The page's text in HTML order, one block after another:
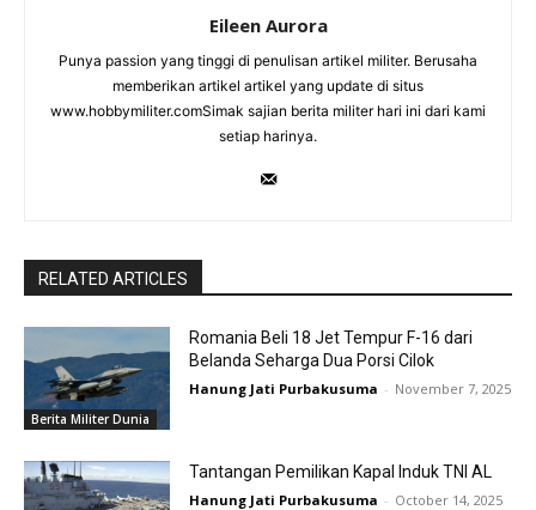
Eileen Aurora
Punya passion yang tinggi di penulisan artikel militer. Berusaha
memberikan artikel artikel yang update di situs
www.hobbymiliter.comSimak sajian berita militer hari ini dari kami
setiap harinya.
RELATED ARTICLES
Berita Militer Dunia
Romania Beli 18 Jet Tempur F-16 dari
Belanda Seharga Dua Porsi Cilok
Hanung Jati Purbakusuma - November 7, 2025
Tantangan Pemilikan Kapal Induk TNI AL
Hanung Jati Purbakusuma - October 14, 2025